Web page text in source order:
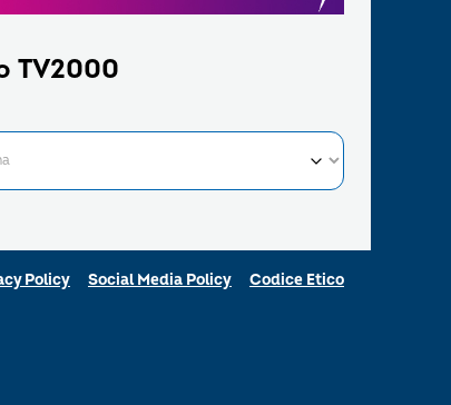
TV2000
Policy Social Media Policy Codice Etico